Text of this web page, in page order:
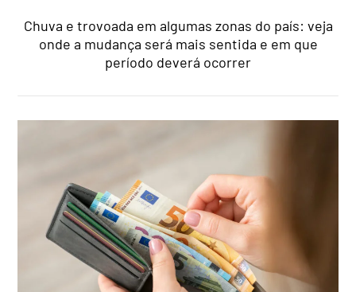
Chuva e trovoada em algumas zonas do país: veja
onde a mudança será mais sentida e em que
período deverá ocorrer